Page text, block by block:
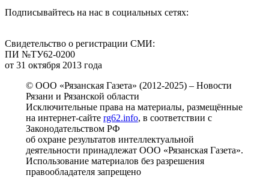
Подписывайтесь на нас в социальных сетях:
Свидетельство о регистрации СМИ:
ПИ №ТУ62-0200
от 31 октября 2013 года
© ООО «Рязанская Газета» (2012-2025) – Новости
Рязани и Рязанской области
Исключительные права на материалы, размещённые
на интернет-сайте rg62.info, в соответствии с
Законодательством РФ
об охране результатов интеллектуальной
деятельности принадлежат ООО «Рязанская Газета».
Использование материалов без разрешения
правообладателя запрещено